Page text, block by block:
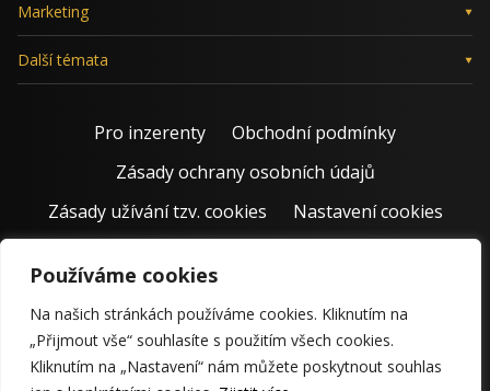
Používáme cookies
Na našich stránkách používáme cookies. Kliknutím na
„Přijmout vše“ souhlasíte s použitím všech cookies.
Kliknutím na „Nastavení“ nám můžete poskytnout souhlas
Marketing
Další témata
Pro inzerenty
Obchodní podmínky
Zásady ochrany osobních údajů
Zásady užívání tzv. cookies
Nastavení cookies